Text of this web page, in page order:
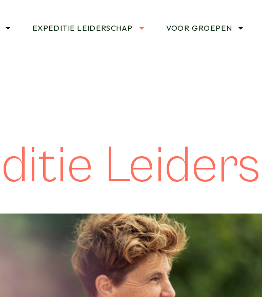
EXPEDITIE LEIDERSCHAP VOOR GROEPEN